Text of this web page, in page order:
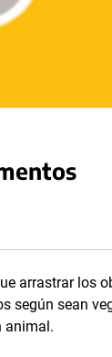
arrastrar los
según sean
animal.